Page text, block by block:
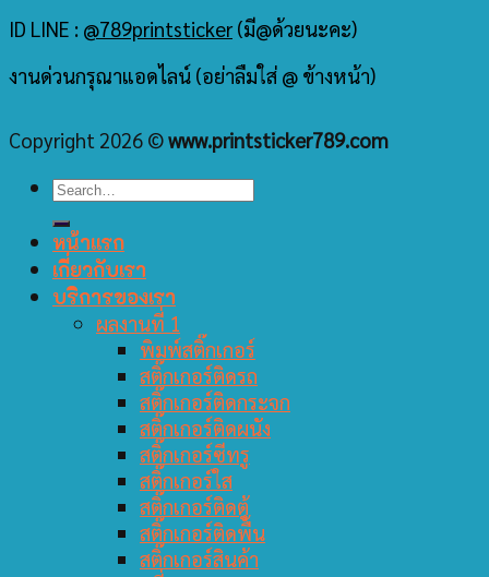
ID LINE : @789printsticker (มี@ด้วยนะคะ)
งานด่วนกรุณาแอดไลน์ (อย่าลืมใส่ @ ข้างหน้า)
Copyright 2026 ©www.printsticker789.com
หน้าแรก
เกี่ยวกับเรา
บริการของเรา
ผลงานที่ 1
พิมพ์สติ๊กเกอร์
สติ๊กเกอร์ติดรถ
สติ๊กเกอร์ติดกระจก
สติ๊กเกอร์ติดผนัง
สติ๊กเกอร์ซีทรู
สติ๊กเกอร์ใส
สติ๊กเกอร์ติดตู้
สติ๊กเกอร์ติดพื้น
สติ๊กเกอร์สินค้า